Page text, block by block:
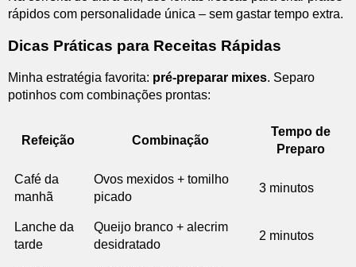
rápidos com personalidade única – sem gastar tempo extra.
Dicas Práticas para Receitas Rápidas
Minha estratégia favorita: pré-preparar mixes. Separo
potinhos com combinações prontas:
Refeição Combinação
Tempo de
Preparo
Café da
manhã
Ovos mexidos + tomilho
picado
3 minutos
Lanche da
tarde
Queijo branco + alecrim
desidratado
2 minutos